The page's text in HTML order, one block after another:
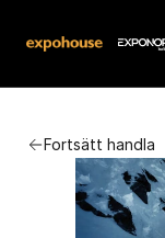
Fortsätt handla